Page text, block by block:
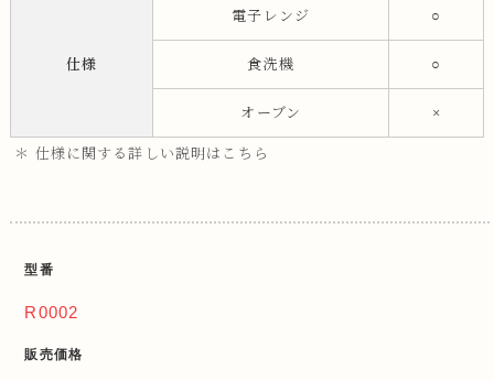
仕様
電子レンジ ○
食洗機 ○
オーブン ×
＊ 仕様に関する詳しい説明はこちら
型番
R0002
販売価格